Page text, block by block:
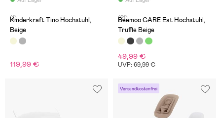
(1)
Kinderkraft Tino Hochstuhl,
Beige
119,99 €
(21)
Beemoo CARE Eat Hochstuhl,
Truffle Beige
49,99 €
UVP: 69,99 €
Versandkostenfrei